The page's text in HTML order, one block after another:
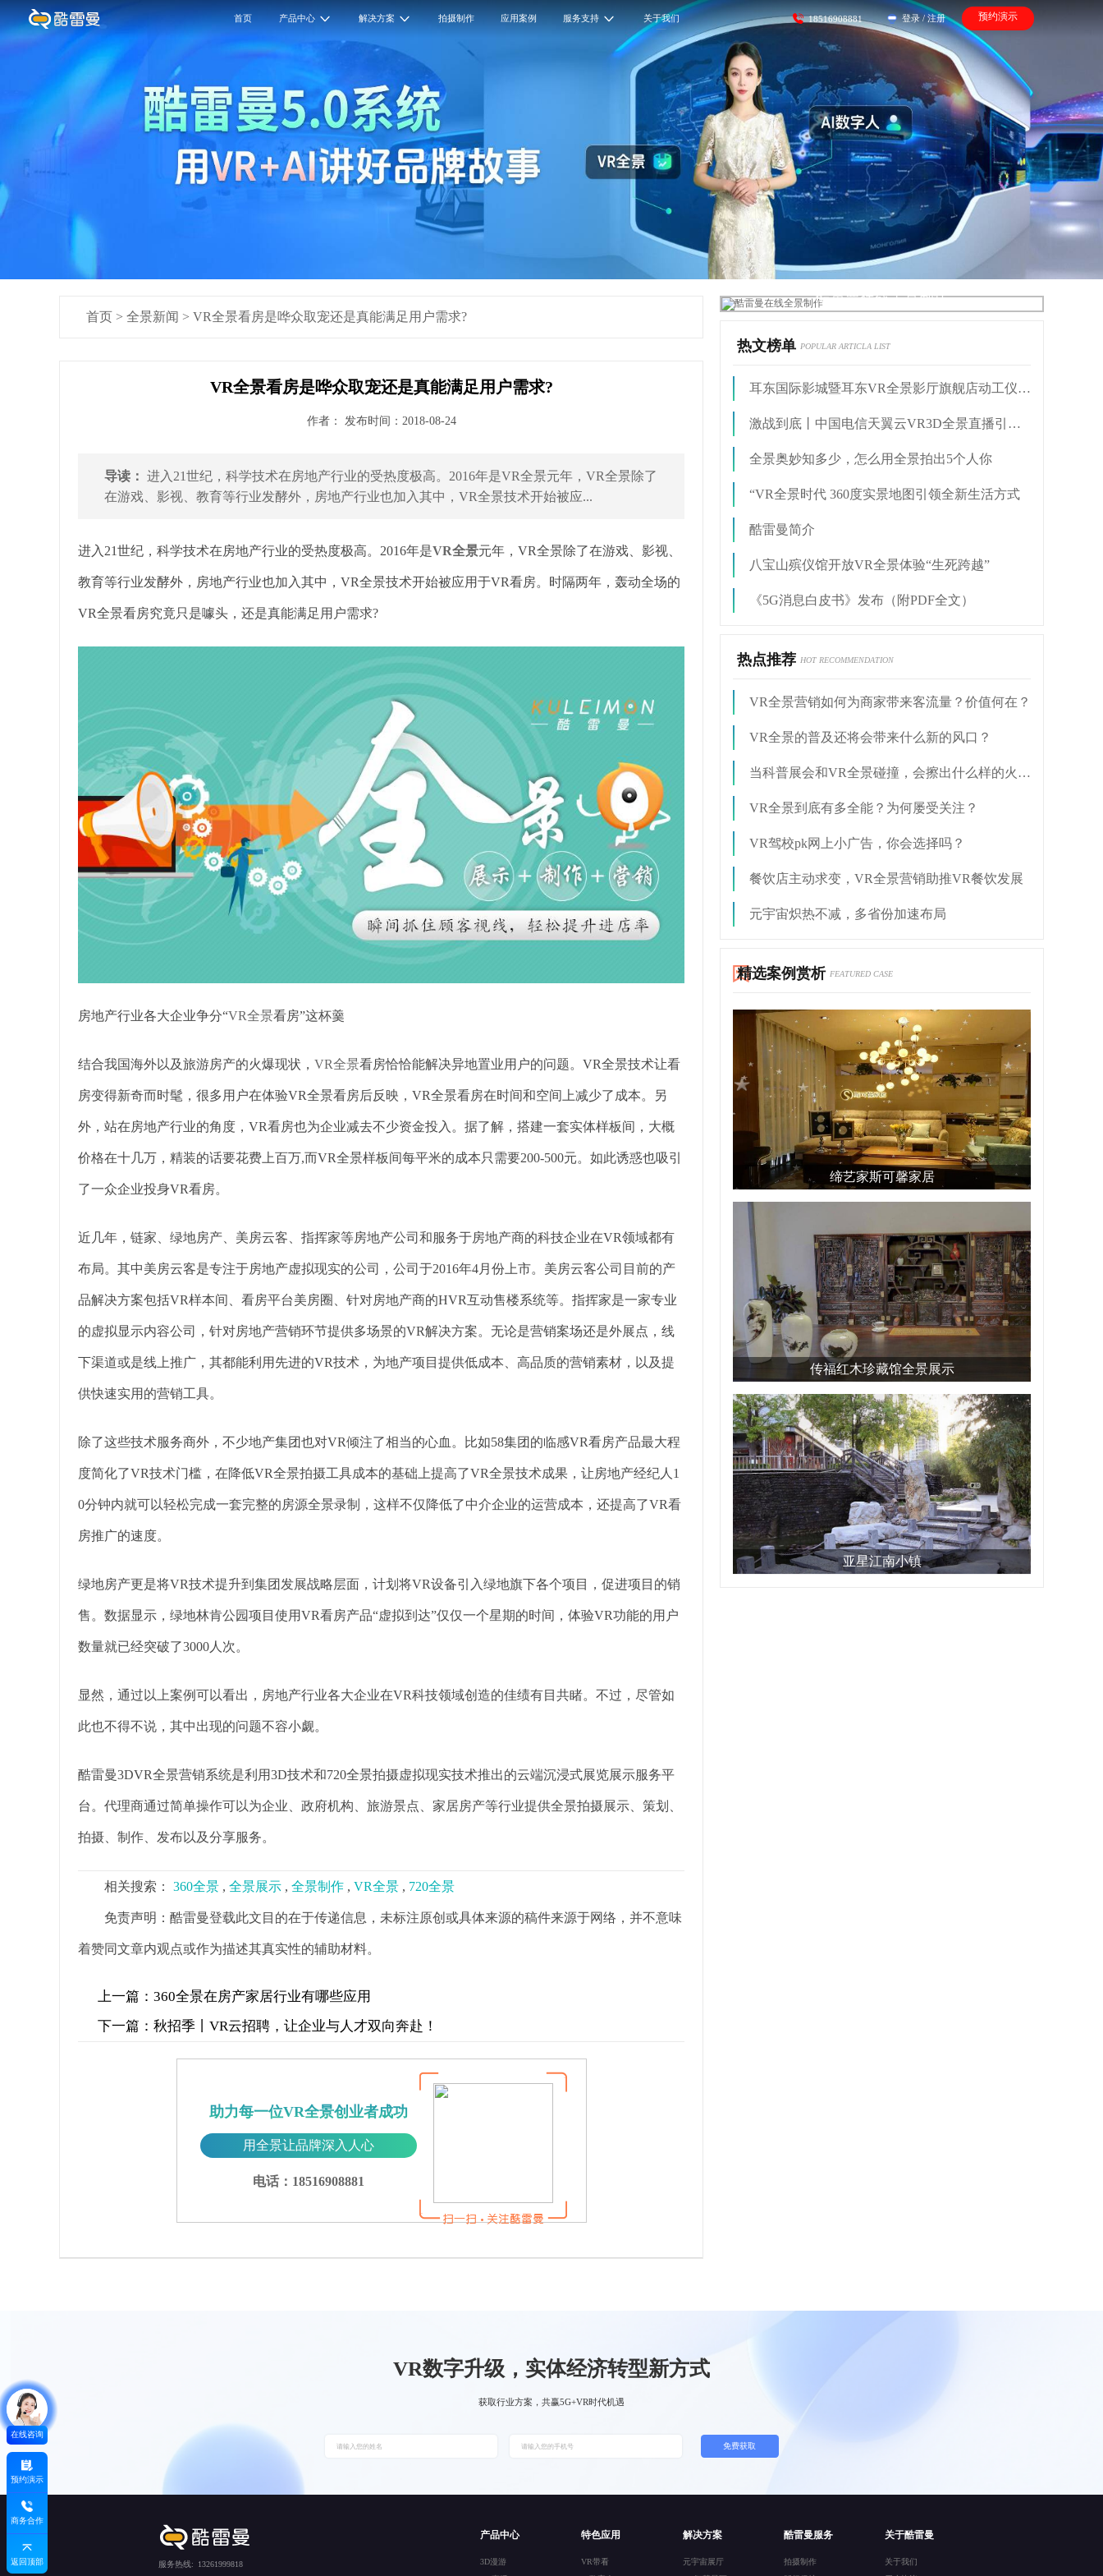
首页 产品中心 解决方案 拍摄制作 应用案例 服务支持 关于我们 18516908881 登录 / 注册 预约演示
首页 > 全景新闻 > VR全景看房是哗众取宠还是真能满足用户需求?
VR全景看房是哗众取宠还是真能满足用户需求?
作者： 发布时间：2018-08-24
导读： 进入21世纪，科学技术在房地产行业的受热度极高。2016年是VR全景元年，VR全景除了
在游戏、影视、教育等行业发酵外，房地产行业也加入其中，VR全景技术开始被应...
进入21世纪，科学技术在房地产行业的受热度极高。2016年是VR全景元年，VR全景除了在游戏、影视、
教育等行业发酵外，房地产行业也加入其中，VR全景技术开始被应用于VR看房。时隔两年，轰动全场的
VR全景看房究竟只是噱头，还是真能满足用户需求?
房地产行业各大企业争分“VR全景看房”这杯羹
结合我国海外以及旅游房产的火爆现状， VR全景看房恰恰能解决异地置业用户的问题。VR全景技术让看
房变得新奇而时髦，很多用户在体验VR全景看房后反映，VR全景看房在时间和空间上减少了成本。另
外，站在房地产行业的角度，VR看房也为企业减去不少资金投入。据了解，搭建一套实体样板间，大概
价格在十几万，精装的话要花费上百万,而VR全景样板间每平米的成本只需要200-500元。如此诱惑也吸引
了一众企业投身VR看房。
近几年，链家、绿地房产、美房云客、指挥家等房地产公司和服务于房地产商的科技企业在VR领域都有
布局。其中美房云客是专注于房地产虚拟现实的公司，公司于2016年4月份上市。美房云客公司目前的产
品解决方案包括VR样本间、看房平台美房圈、针对房地产商的HVR互动售楼系统等。指挥家是一家专业
的虚拟显示内容公司，针对房地产营销环节提供多场景的VR解决方案。无论是营销案场还是外展点，线
下渠道或是线上推广，其都能利用先进的VR技术，为地产项目提供低成本、高品质的营销素材，以及提
供快速实用的营销工具。
除了这些技术服务商外，不少地产集团也对VR倾注了相当的心血。比如58集团的临感VR看房产品最大程
度简化了VR技术门槛，在降低VR全景拍摄工具成本的基础上提高了VR全景技术成果，让房地产经纪人1
0分钟内就可以轻松完成一套完整的房源全景录制，这样不仅降低了中介企业的运营成本，还提高了VR看
房推广的速度。
绿地房产更是将VR技术提升到集团发展战略层面，计划将VR设备引入绿地旗下各个项目，促进项目的销
售。数据显示，绿地林肯公园项目使用VR看房产品“虚拟到达”仅仅一个星期的时间，体验VR功能的用户
数量就已经突破了3000人次。
显然，通过以上案例可以看出，房地产行业各大企业在VR科技领域创造的佳绩有目共睹。不过，尽管如
此也不得不说，其中出现的问题不容小觑。
酷雷曼3DVR全景营销系统是利用3D技术和720全景拍摄虚拟现实技术推出的云端沉浸式展览展示服务平
台。代理商通过简单操作可以为企业、政府机构、旅游景点、家居房产等行业提供全景拍摄展示、策划、
拍摄、制作、发布以及分享服务。
相关搜索： 360全景 , 全景展示 , 全景制作 , VR全景 , 720全景
免责声明：酷雷曼登载此文目的在于传递信息，未标注原创或具体来源的稿件来源于网络，并不意味
着赞同文章内观点或作为描述其真实性的辅助材料。
上一篇： 360全景在房产家居行业有哪些应用
下一篇： 秋招季丨VR云招聘，让企业与人才双向奔赴！
助力每一位VR全景创业者成功
用全景让品牌深入人心
电话：18516908881
酷雷曼在线全景制作
热文榜单 POPULAR ARTICLA LIST
耳东国际影城暨耳东VR全景影厅旗舰店动工仪式盛大举行
激战到底丨中国电信天翼云VR3D全景直播引燃拳击热火
全景奥妙知多少，怎么用全景拍出5个人你
“VR全景时代 360度实景地图引领全新生活方式
酷雷曼简介
八宝山殡仪馆开放VR全景体验“生死跨越”
《5G消息白皮书》发布（附PDF全文）
热点推荐 HOT RECOMMENDATION
VR全景营销如何为商家带来客流量？价值何在？
VR全景的普及还将会带来什么新的风口？
当科普展会和VR全景碰撞，会擦出什么样的火花？
VR全景到底有多全能？为何屡受关注？
VR驾校pk网上小广告，你会选择吗？
餐饮店主动求变，VR全景营销助推VR餐饮发展
元宇宙炽热不减，多省份加速布局
精选案例赏析 FEATURED CASE
缔艺家斯可馨家居
传福红木珍藏馆全景展示
亚星江南小镇
在线咨询
预约演示
商务合作
返回顶部
VR数字升级，实体经济转型新方式
获取行业方案，共赢5G+VR时代机遇
免费获取
服务热线: 13261999818
产品中心
3D漫游
特色应用
VR带看
解决方案
元宇宙展厅
酷雷曼服务
拍摄制作
关于酷雷曼
关于我们